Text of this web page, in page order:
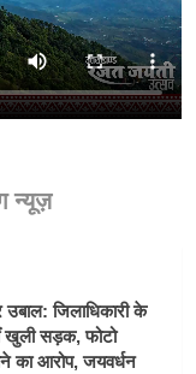
न्यूज़
जिलाधिकारी के
खुली सड़क, फोटो
का आरोप, जयवर्धन